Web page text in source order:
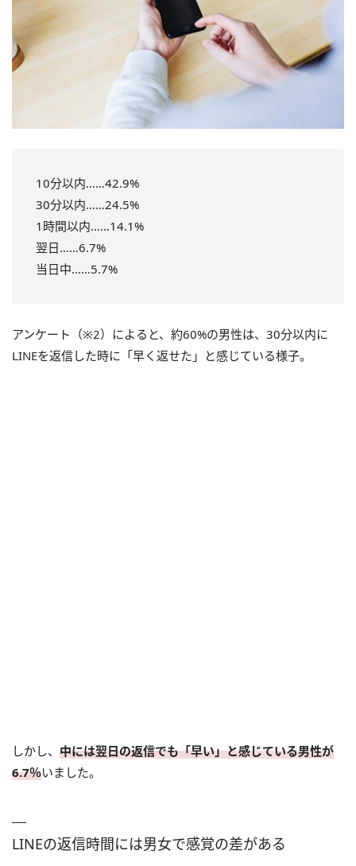
10分以内……42.9%
30分以内……24.5%
1時間以内……14.1%
翌日……6.7%
当日中……5.7%
アンケート（※2）によると、約60%の男性は、30分以内に
LINEを返信した時に「早く返せた」と感じている様子。
しかし、 中には翌日の返信でも「早い」と感じている男性が
6.7％いました。
LINEの返信時間には男女で感覚の差がある